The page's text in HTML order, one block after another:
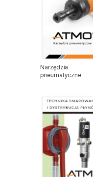
Narzędzia
Narzędzia
Narzędzia
Narzędzia
Nitonakrętki
Nity zrywalne
Odzież
Podajniki
Narzędzia
pneumatyczne